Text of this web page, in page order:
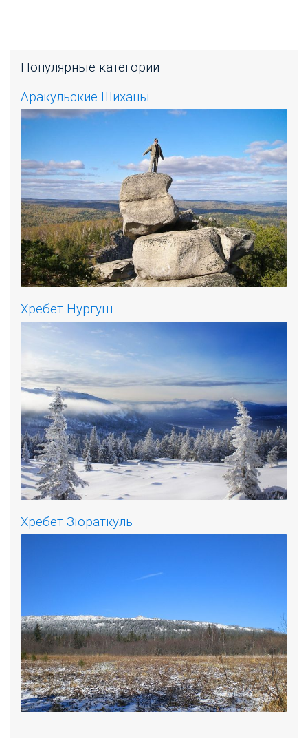
Популярные категории
Аракульские Шиханы
Хребет Нургуш
Хребет Зюраткуль